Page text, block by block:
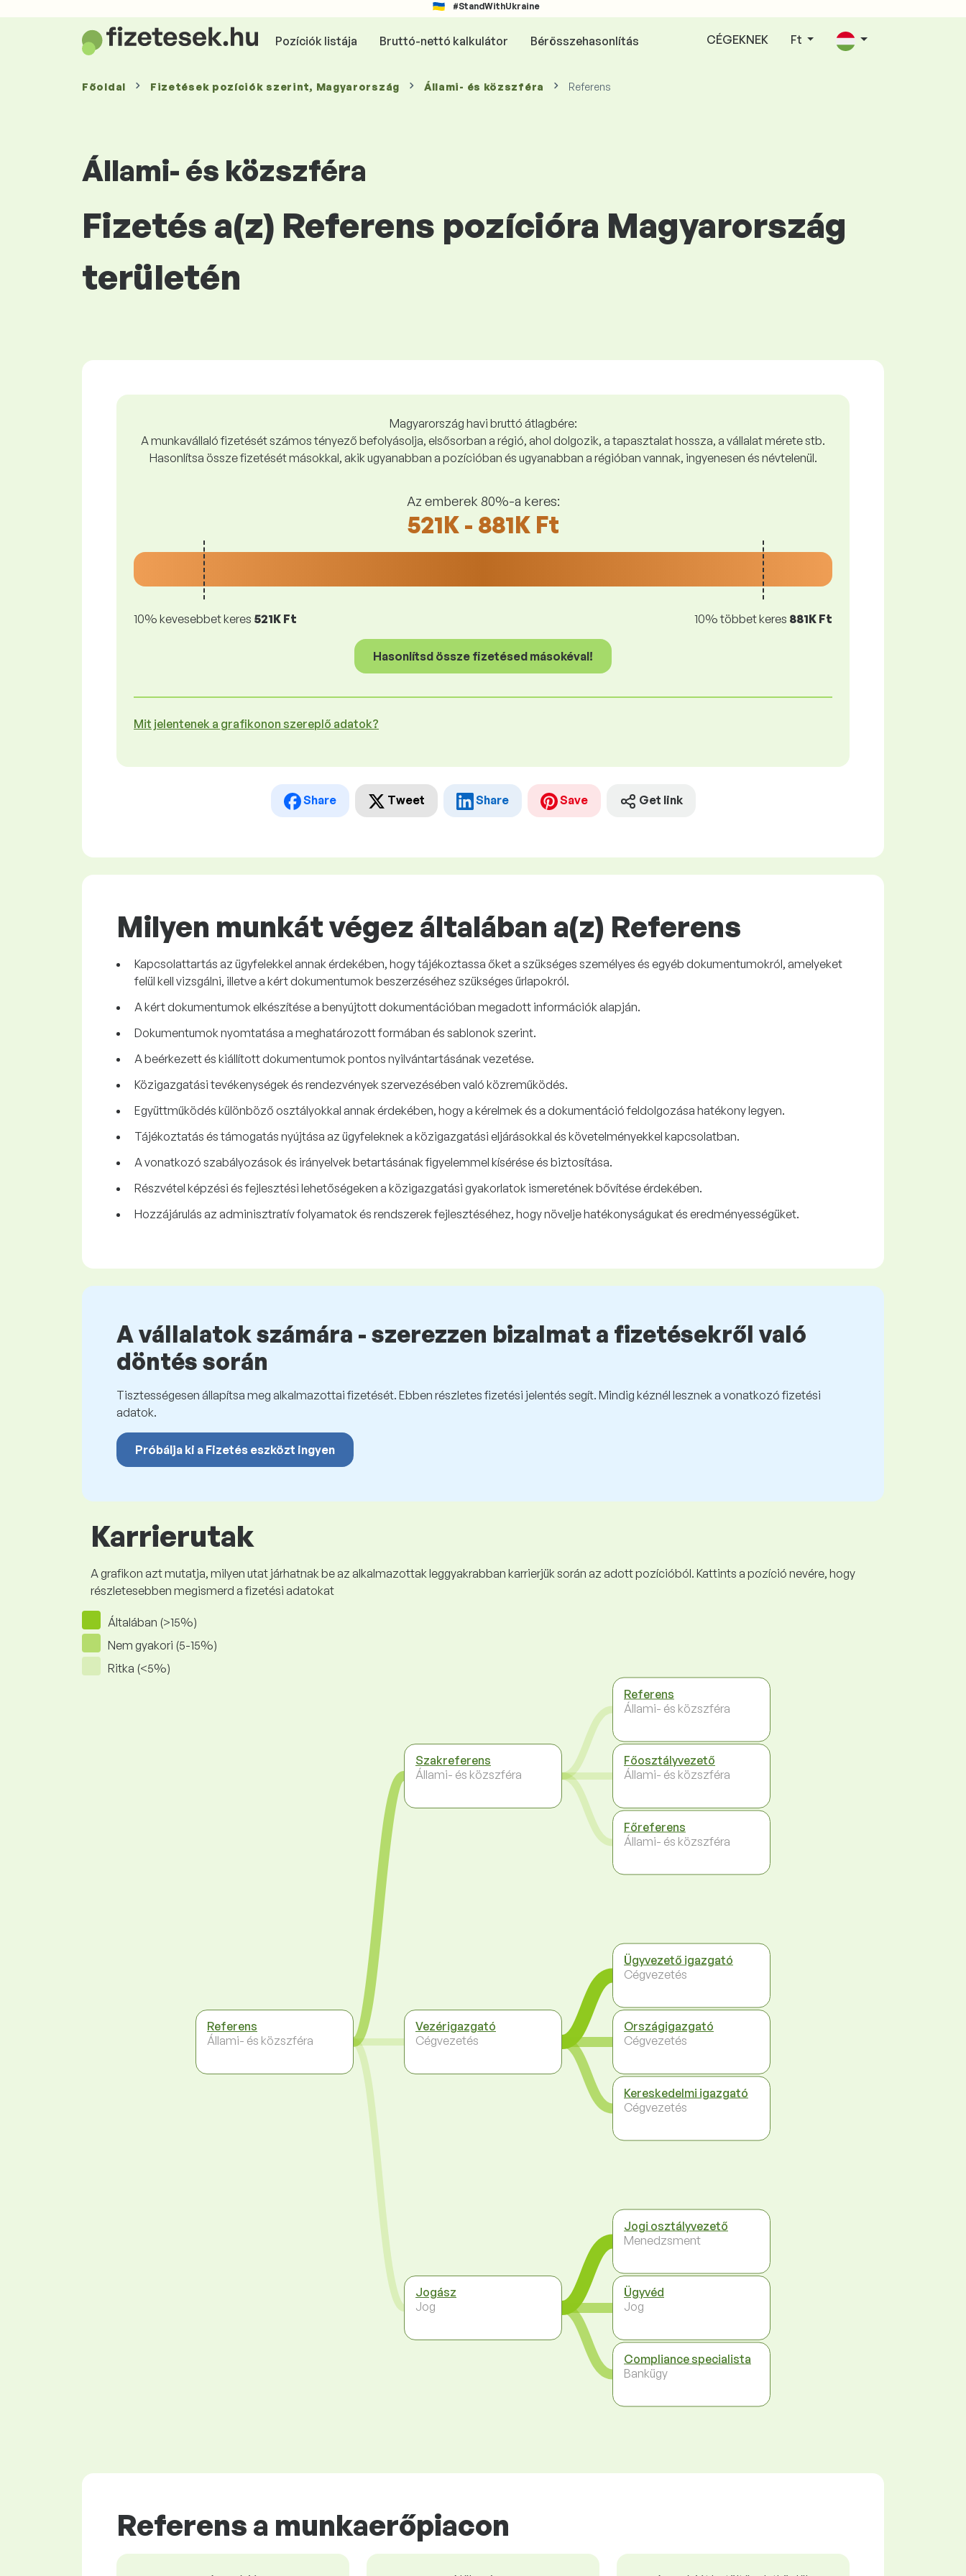
#StandWithUkraine
Pozíciók listája Bruttó-nettó kalkulátor Bérösszehasonlítás CÉGEKNEK Ft
Főoldal Fizetések pozíciók szerint, Magyarország Állami- és közszféra Referens
Állami- és közszféra
Fizetés a(z) Referens pozícióra Magyarország
területén
Magyarország havi bruttó átlagbére:
A munkavállaló fizetését számos tényező befolyásolja, elsősorban a régió, ahol dolgozik, a tapasztalat hossza, a vállalat mérete stb.
Hasonlítsa össze fizetését másokkal, akik ugyanabban a pozícióban és ugyanabban a régióban vannak, ingyenesen és névtelenül.
Az emberek 80%-a keres:
521K - 881K Ft
10% kevesebbet keres 521K Ft 10% többet keres 881K Ft
Hasonlítsd össze fizetésed másokéval!
Mit jelentenek a grafikonon szereplő adatok?
Share Tweet Share Save Get link
Milyen munkát végez általában a(z) Referens
Kapcsolattartás az ügyfelekkel annak érdekében, hogy tájékoztassa őket a szükséges személyes és egyéb dokumentumokról, amelyeket
felül kell vizsgálni, illetve a kért dokumentumok beszerzéséhez szükséges űrlapokról.
A kért dokumentumok elkészítése a benyújtott dokumentációban megadott információk alapján.
Dokumentumok nyomtatása a meghatározott formában és sablonok szerint.
A beérkezett és kiállított dokumentumok pontos nyilvántartásának vezetése.
Közigazgatási tevékenységek és rendezvények szervezésében való közreműködés.
Együttműködés különböző osztályokkal annak érdekében, hogy a kérelmek és a dokumentáció feldolgozása hatékony legyen.
Tájékoztatás és támogatás nyújtása az ügyfeleknek a közigazgatási eljárásokkal és követelményekkel kapcsolatban.
A vonatkozó szabályozások és irányelvek betartásának figyelemmel kísérése és biztosítása.
Részvétel képzési és fejlesztési lehetőségeken a közigazgatási gyakorlatok ismeretének bővítése érdekében.
Hozzájárulás az adminisztratív folyamatok és rendszerek fejlesztéséhez, hogy növelje hatékonyságukat és eredményességüket.
A vállalatok számára - szerezzen bizalmat a fizetésekről való
döntés során
Tisztességesen állapítsa meg alkalmazottai fizetését. Ebben részletes fizetési jelentés segít. Mindig kéznél lesznek a vonatkozó fizetési
adatok.
Próbálja ki a Fizetés eszközt ingyen
Karrierutak
A grafikon azt mutatja, milyen utat járhatnak be az alkalmazottak leggyakrabban karrierjük során az adott pozícióból. Kattints a pozíció nevére, hogy
részletesebben megismerd a fizetési adatokat
Általában (>15%)
Nem gyakori (5-15%)
Ritka (<5%)
Referens
Állami- és közszféra
Szakreferens
Állami- és közszféra
Vezérigazgató
Cégvezetés
Jogász
Jog
Referens
Állami- és közszféra
Főosztályvezető
Állami- és közszféra
Főreferens
Állami- és közszféra
Ügyvezető igazgató
Cégvezetés
Országigazgató
Cégvezetés
Kereskedelmi igazgató
Cégvezetés
Jogi osztályvezető
Menedzsment
Ügyvéd
Jog
Compliance specialista
Bankügy
Referens a munkaerőpiacon